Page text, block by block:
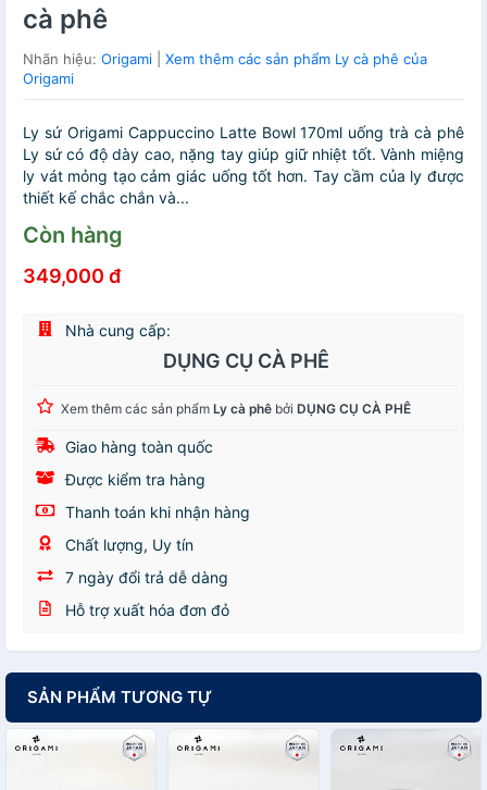
cà phê
Nhãn hiệu: Origami
Xem thêm các sản phẩm Ly cà phê của
Origami
Ly sứ Origami Cappuccino Latte Bowl 170ml uống trà cà phê
Ly sứ có độ dày cao, nặng tay giúp giữ nhiệt tốt. Vành miệng
ly vát mỏng tạo cảm giác uống tốt hơn. Tay cầm của ly được
thiết kế chắc chắn và...
Còn hàng
349,000 đ
Nhà cung cấp:
DỤNG CỤ CÀ PHÊ
Xem thêm các sản phẩm Ly cà phê bởi DỤNG CỤ CÀ PHÊ
Giao hàng toàn quốc
Được kiểm tra hàng
Thanh toán khi nhận hàng
Chất lượng, Uy tín
7 ngày đổi trả dễ dàng
Hỗ trợ xuất hóa đơn đỏ
SẢN PHẨM TƯƠNG TỰ